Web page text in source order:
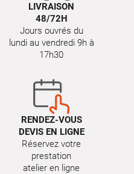
LIVRAISON
48/72H
Jours ouvrés du
lundi au vendredi 9h à
17h30
RENDEZ-VOUS
DEVIS EN LIGNE
Réservez votre
prestation
atelier en ligne